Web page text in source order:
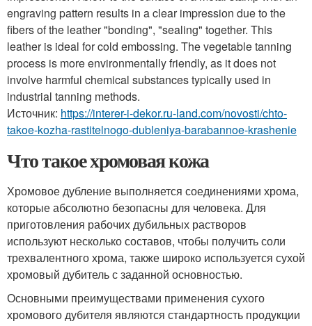
engraving pattern results in a clear impression due to the
fibers of the leather "bonding", "sealing" together. This
leather is ideal for cold embossing. The vegetable tanning
process is more environmentally friendly, as it does not
involve harmful chemical substances typically used in
industrial tanning methods.
Источник: https://interer-i-dekor.ru-land.com/novosti/chto-
takoe-kozha-rastitelnogo-dubleniya-barabannoe-krashenie
Что такое хромовая кожа
Хромовое дубление выполняется соединениями хрома,
которые абсолютно безопасны для человека. Для
приготовления рабочих дубильных растворов
используют несколько составов, чтобы получить соли
трехвалентного хрома, также широко используется сухой
хромовый дубитель с заданной основностью.
Основными преимуществами применения сухого
хромового дубителя являются стандартность продукции